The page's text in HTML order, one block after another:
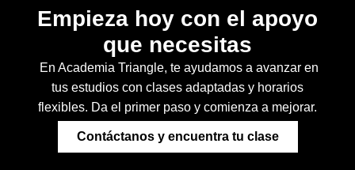
Empieza hoy con el apoyo
que necesitas
En Academia Triangle, te ayudamos a avanzar en
tus estudios con clases adaptadas y horarios
flexibles. Da el primer paso y comienza a mejorar.
Contáctanos y encuentra tu clase